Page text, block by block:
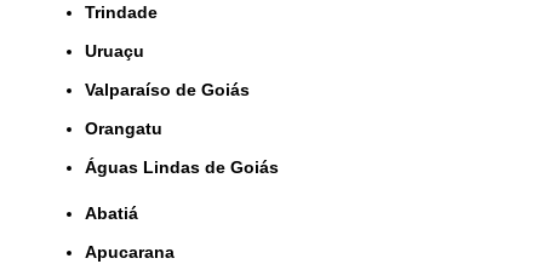
Trindade
Uruaçu
Valparaíso de Goiás
orangatu
Águas Lindas de Goiás
Abatiá
Apucarana